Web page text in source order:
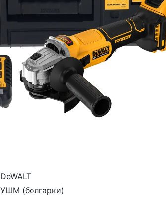
DeWALT
УШМ (болгарки)